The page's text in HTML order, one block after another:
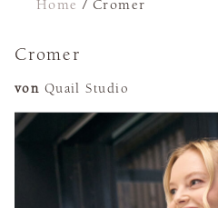
Home /Cromer
Cromer
von Quail Studio